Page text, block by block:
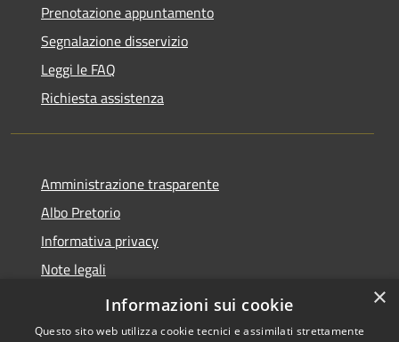
Prenotazione appuntamento
Segnalazione disservizio
Leggi le FAQ
Richiesta assistenza
Amministrazione trasparente
Albo Pretorio
Informativa privacy
Note legali
Dichiarazione di accessibilità
×
Informazioni sui cookie
Questo sito web utilizza cookie tecnici e assimilati strettamente